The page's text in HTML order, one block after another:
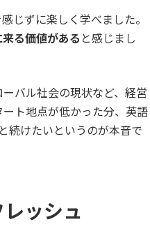
じずに楽しく学べました。
る価値がある と感じまし
バル社会の現状など、経営
ト地点が低かった分、英語
続けたいというのが本音で
ッシュ